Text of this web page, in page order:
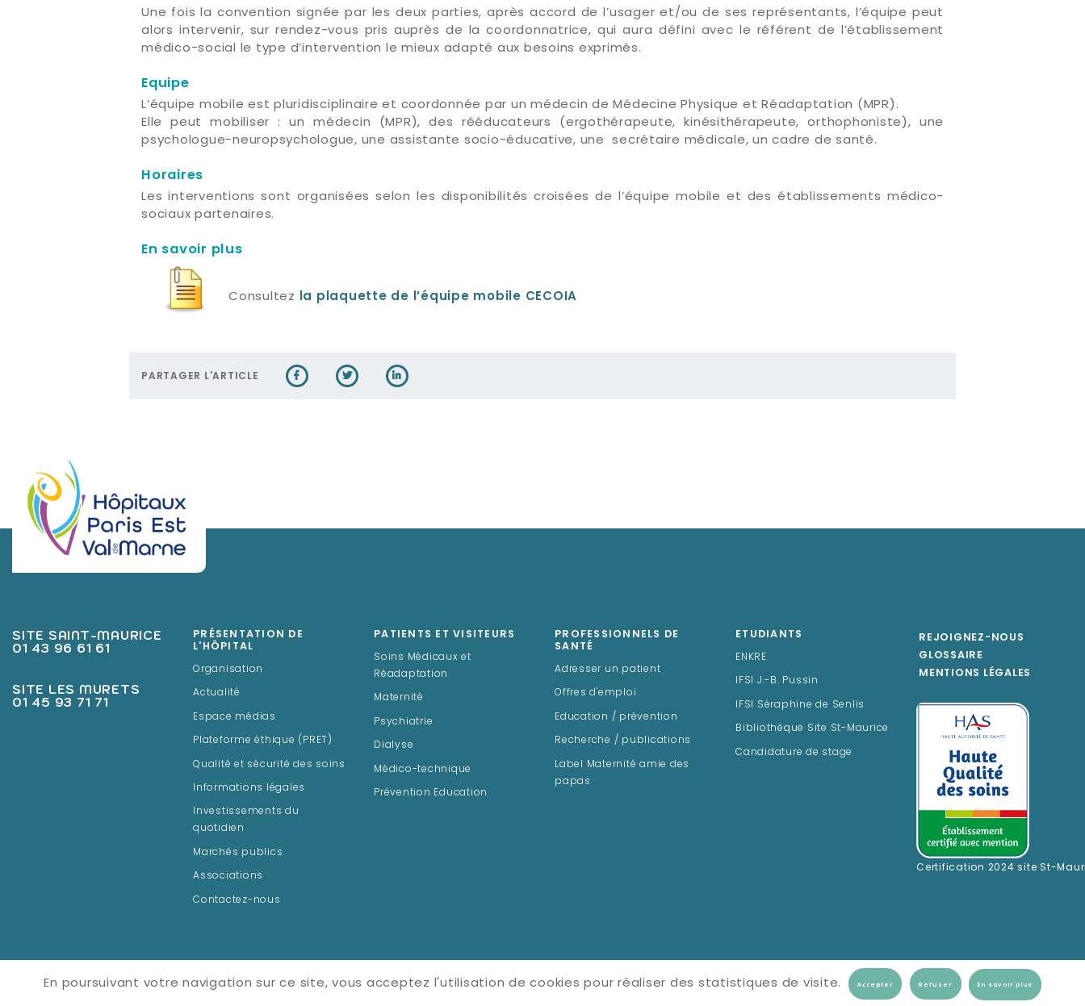
Une fois la convention signée par les deux parties, après accord de l’usager et/ou de ses représentants, l’équipe peut
alors intervenir, sur rendez-vous pris auprès de la coordonnatrice, qui aura défini avec le référent de l’établissement
médico-social le type d’intervention le mieux adapté aux besoins exprimés.
Equipe
L’équipe mobile est pluridisciplinaire et coordonnée par un médecin de Médecine Physique et Réadaptation (MPR).
Elle peut mobiliser : un médecin (MPR), des rééducateurs (ergothérapeute, kinésithérapeute, orthophoniste), une
psychologue-neuropsychologue, une assistante socio-éducative, une secrétaire médicale, un cadre de santé.
Horaires
Les interventions sont organisées selon les disponibilités croisées de l’équipe mobile et des établissements médico-
sociaux partenaires.
En savoir plus
Consultez la plaquette de l’équipe mobile CECOIA
PARTAGER L'ARTICLE
SITE SAINT-MAURICE
01 43 96 61 61
SITE LES MURETS
01 45 93 71 71
PRÉSENTATION DE
L'HÔPITAL
Organisation
Actualité
Espace médias
Plateforme éthique (PRET)
Qualité et sécurité des soins
Informations légales
Investissements du
quotidien
Marchés publics
Associations
Contactez-nous
PATIENTS ET VISITEURS
Soins Médicaux et
Réadaptation
Maternité
Psychiatrie
Dialyse
Médico-technique
Prévention Education
PROFESSIONNELS DE
SANTÉ
Adresser un patient
Offres d'emploi
Education / prévention
Recherche / publications
Label Maternité amie des
papas
ETUDIANTS
ENKRE
IFSI J.-B. Pussin
IFSI Séraphine de Senlis
Bibliothèque Site St-Maurice
Candidature de stage
REJOIGNEZ-NOUS
GLOSSAIRE
MENTIONS LÉGALES
Certification 2024 site St-
En poursuivant votre navigation sur ce site, vous acceptez l'utilisation de cookies pour réaliser des statistiques de visite. En savoir plus